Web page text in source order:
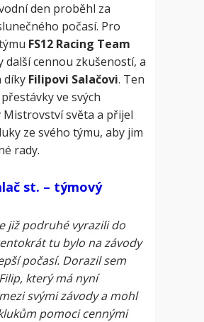
den proběhl za
počasí. Pro
FS12 Racing Team
další cennou zkušeností, a
díky Filipovi Salačovi. Ten
ve svých
Mistrovství světa a přijel
ze svého týmu, aby jim
rady.
st. – týmový
již podruhé vyrazili do
tu bylo na závody
počasí. Dorazil sem
který má nyní
svými závody a mohl
pomoci cennými